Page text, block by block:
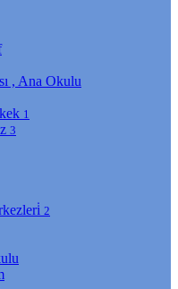
, Ana Okulu
1
3
2